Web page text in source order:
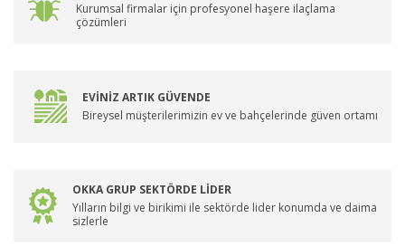
Kurumsal firmalar için profesyonel haşere ilaçlama
çözümleri
EVİNİZ ARTIK GÜVENDE
Bireysel müşterilerimizin ev ve bahçelerinde güven ortamı
OKKA GRUP SEKTÖRDE LİDER
Yılların bilgi ve birikimi ile sektörde lider konumda ve daima
sizlerle